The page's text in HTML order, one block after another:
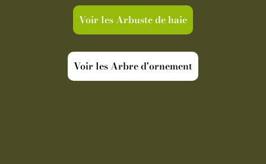
Voir les Arbuste de haie
Voir les Arbre d'ornement